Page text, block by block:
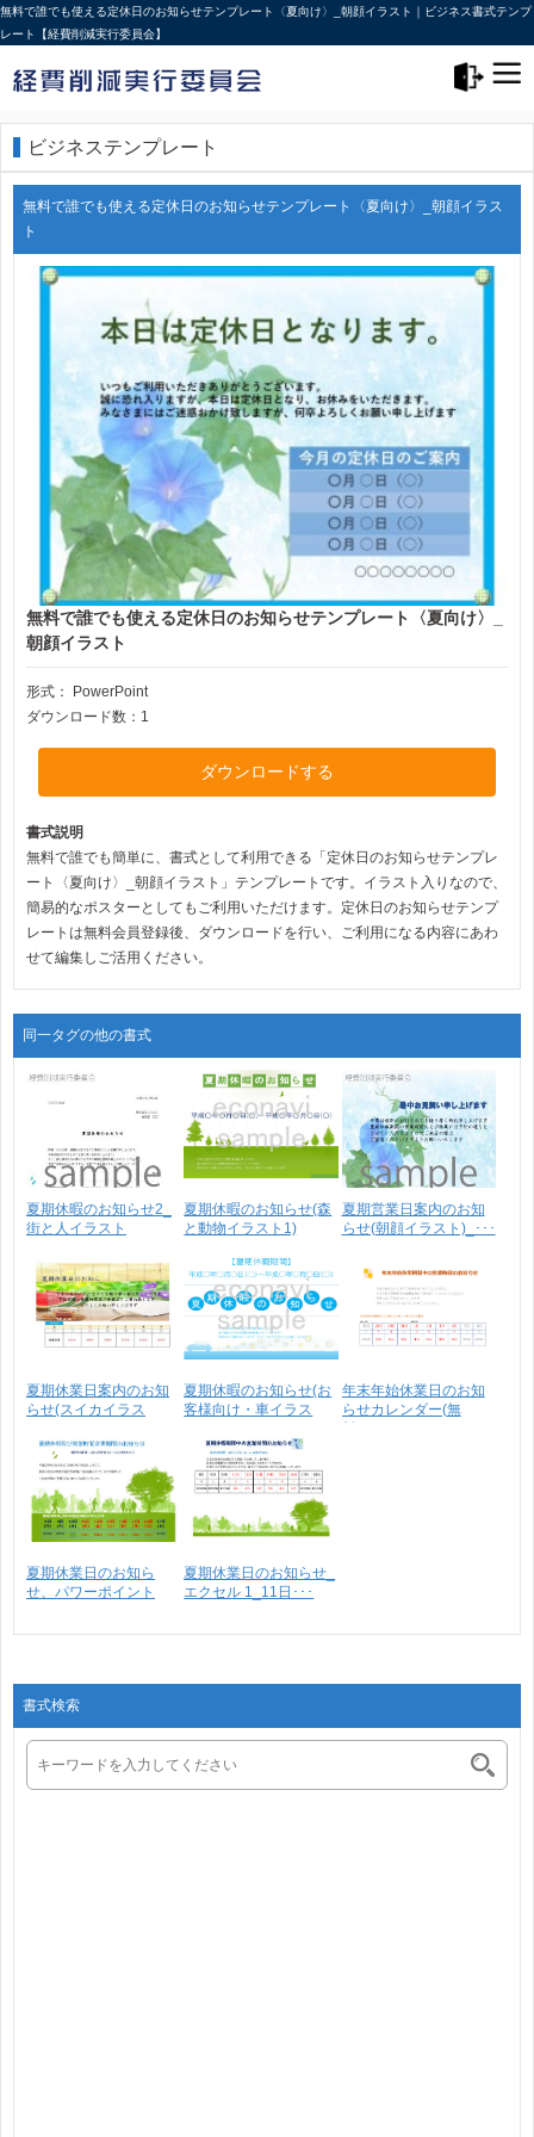
無料で誰でも使える定休日のお知らせテンプレート〈夏向け〉_朝顔イラスト｜ビジネス書式テンプ
レート【経費削減実行委員会】
ビジネステンプレート
無料で誰でも使える定休日のお知らせテンプレート〈夏向け〉_朝顔イラス
ト
無料で誰でも使える定休日のお知らせテンプレート〈夏向け〉_
朝顔イラスト
形式：
PowerPoint
ダウンロード数：1
ダウンロードする
書式説明
無料で誰でも簡単に、書式として利用できる「定休日のお知らせテンプレ
ート〈夏向け〉_朝顔イラスト」テンプレートです。イラスト入りなので、
簡易的なポスターとしてもご利用いただけます。定休日のお知らせテンプ
レートは無料会員登録後、ダウンロードを行い、ご利用になる内容にあわ
せて編集しご活用ください。
同一タグの他の書式
夏期休暇のお知らせ2_
街と人イラスト
夏期休暇のお知らせ(森
と動物イラスト1)
夏期営業日案内のお知
らせ(朝顔イラスト)_･･･
夏期休業日案内のお知
らせ(スイカイラス
夏期休暇のお知らせ(お
客様向け・車イラス
年末年始休業日のお知
らせカレンダー(無
夏期休業日のお知ら
せ、パワーポイント
夏期休業日のお知らせ_
エクセル 1_11日･･･
書式検索